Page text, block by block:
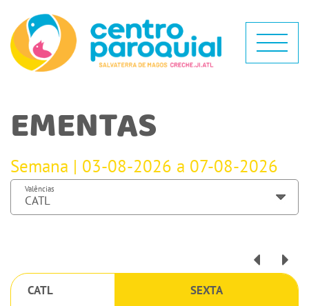
EMENTAS
Semana | 03-08-2026 a 07-08-2026
Valências
CATL SEXTA